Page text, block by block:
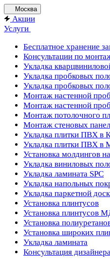
Москва
Акции
Услуги
Бесплатное хранение
Консультации по
Укладка
Укладка пробковых
Укладка пробковых
Монтаж настенной
Монтаж настенной
Монтаж потолочного
Монтаж стеновых
Укладка плитки ПВХ в
Укладка плитки ПВХ в
Установка молдингов
Укладка виниловых
Укладка ламината SPC
Укладка напольных
Укладка паркетной
Установка плинтусов
Установка плинтусов
Установка
Установка широких
Укладка ламината
Консультация